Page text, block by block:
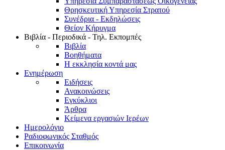
Θρησκευτική Υπηρεσία Στρατού
Συνέδρια - Εκδηλώσεις
Θείον Κήρυγμα
Βιβλία - Περιοδικά - Τηλ. Εκπομπές
Βιβλία
Βοηθήματα
Η εκκλησία κοντά μας
Ενημέρωση
Ειδήσεις
Ανακοινώσεις
Εγκύκλιοι
Άρθρα
Κείμενα εργασιών Ιερέων
Ημερολόγιο
Ραδιοφωνικός Σταθμός
Επικοινωνία